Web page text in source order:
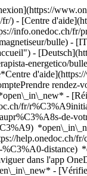
) - [Centre
info.onedoc.ch/fr/
bulle) -
-
energetico/
-
fr/
%C3%A0-distance)
dans l'app
- [Vérifier qu'un rendez-vous est confirmé](https://help.onedoc.ch/fr/v%C3%A9rifier-quun-rendez-vous-est-confirm%C3%A9) *open\_in\_new* - [Annuler un rendez-vous pris en ligne sur OneDoc](https://help.onedoc.ch/fr/annuler-un-rendez-vous-pris-en-ligne-sur-onedoc) *open\_in\_new* - [Je ne reçois pas de confirmation de rendez-vous](https://help.onedoc.ch/fr/je-ne-re%C3%A7ois-pas-de-confirmation-de-rendez-vous) *open\_in\_new* [Voir tous nos articles *open\_in\_new*](https://help.onedoc.ch/fr/) close ## Modifier votre recherche ![Maison avec un signe plus annonçant qu’une consultation peut être effectuée sur place](https://www.onedoc.ch/assets/images/icons/on-site.svg) Sur place ![Caméra avec un symbole lecture annonçant qu’une consultation peut être effectuée à distance en vidéo](https://www.onedoc.ch/assets/images/icons/remote.svg) À distance Rechercher #### Spécialités #### Praticiens #### Établissements edit Magnétiseur/